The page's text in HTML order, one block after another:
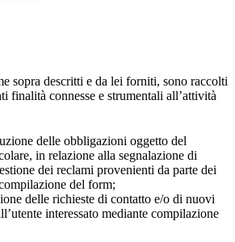
sopra descritti e da lei forniti, sono raccolti
finalità connesse e strumentali all’attività
delle obbligazioni oggetto del
in relazione alla segnalazione di
dei reclami provenienti da parte dei
del form;
delle richieste di contatto e/o di nuovi
interessato mediante compilazione